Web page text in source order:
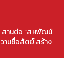
สานต่อ “สหพัฒน์
ามซื่อสัตย์ สร้าง